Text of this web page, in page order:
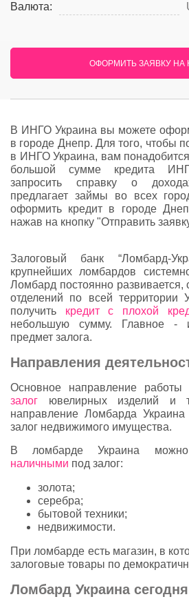
Валюта:
ОФОРМИТЬ ЗАЯВКУ НА
В ИНГО Украина вы можете
в городе Днепр. Для того, чтобы
в ИНГО Украина, вам
большой сумме кредита
запросить справку о
предлагает займы во всех
оформить кредит в городе
нажав на кнопку "Отправить
Залоговый банк “Ломбард-
крупнейших ломбардов
Ломбард постоянно развивается,
отделений по всей
получить кредит с плохой
небольшую сумму. Главное -
предмет залога.
Направления
Основное направление
залог ювелирных изделий и
направление Ломбарда
залог недвижимого имущества.
В ломбарде Украина
наличными под залог:
золота;
серебра;
бытовой техники;
недвижимости.
При ломбарде есть магазин, в
залоговые товары по
Ломбард Украина сегодня